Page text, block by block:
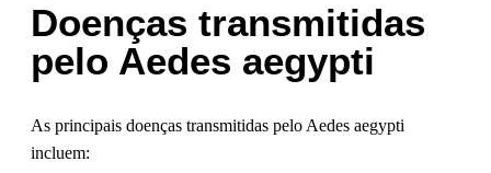
Doenças transmitidas
pelo Aedes aegypti
As principais doenças transmitidas pelo Aedes aegypti
incluem: